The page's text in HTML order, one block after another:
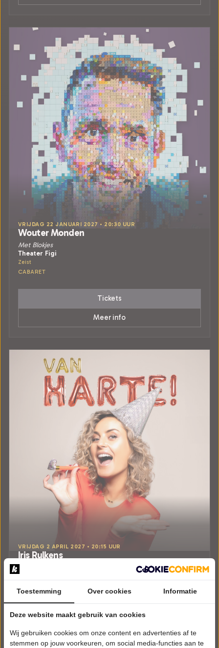
VRIJDAG 22 JANUARI 2027 • 20:30 UUR
Wouter Monden
Met Blokjes
Theater Figi
Zeist
CABARET
Tickets
Meer info
VRIJDAG 2 APRIL 2027 • 20:15 UUR
Iris Rulkens
Theater Figi
CABARET
Toestemming Over cookies Informatie
Deze website maakt gebruik van cookies
Wij gebruiken cookies om onze content en advertenties af te
stemmen op jouw voorkeuren, om social media-functies aan te